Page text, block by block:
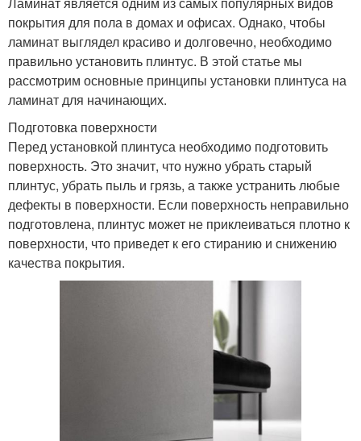
покрытия для пола в домах и офисах. Однако, чтобы
ламинат выглядел красиво и долговечно, необходимо
правильно установить плинтус. В этой статье мы
рассмотрим основные принципы установки плинтуса на
ламинат для начинающих.
Подготовка поверхности
Перед установкой плинтуса необходимо подготовить
поверхность. Это значит, что нужно убрать старый
плинтус, убрать пыль и грязь, а также устранить любые
дефекты в поверхности. Если поверхность неправильно
подготовлена, плинтус может не приклеиваться плотно к
поверхности, что приведет к его стиранию и снижению
качества покрытия.